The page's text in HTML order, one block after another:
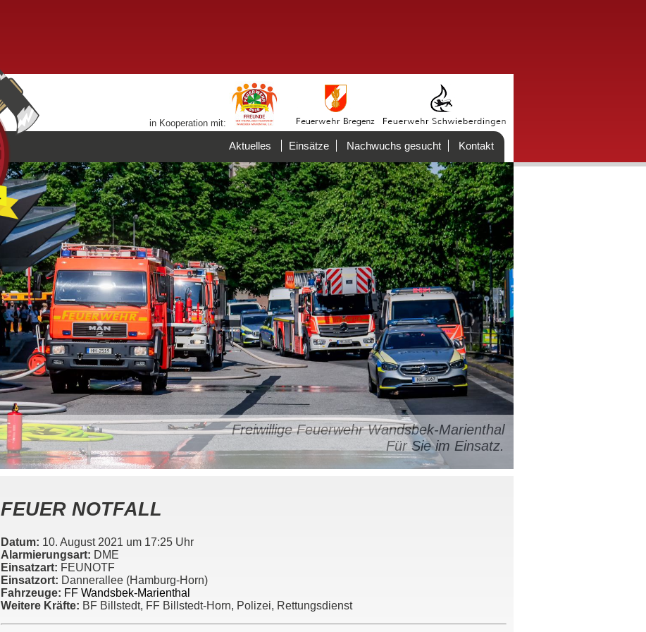
in Kooperation mit:
Aktuelles Einsätze Nachwuchs gesucht Kontakt
Freiwillige Feuerwehr Wandsbek-Marienthal
Für Sie im Einsatz.
FEUER NOTFALL
Datum: 10. August 2021 um 17:25 Uhr
Alarmierungsart: DME
Einsatzart: FEUNOTF
Einsatzort: Dannerallee (Hamburg-Horn)
Fahrzeuge: FF Wandsbek-Marienthal
Weitere Kräfte: BF Billstedt, FF Billstedt-Horn, Polizei, Rettungsdienst